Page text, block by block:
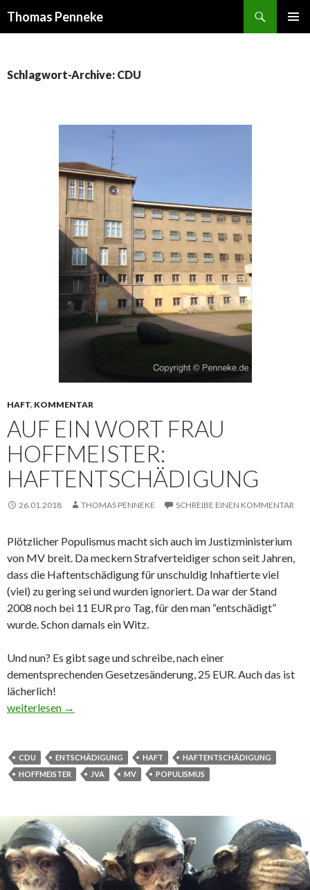
Thomas Penneke
Schlagwort-Archive: CDU
HAFT, KOMMENTAR
AUF EIN WORT FRAU
HOFFMEISTER:
HAFTENTSCHÄDIGUNG
26.01.2018 THOMAS PENNEKE SCHREIBE EINEN KOMMENTAR
Plötzlicher Populismus macht sich auch im Justizministerium
von MV breit. Da meckern Strafverteidiger schon seit Jahren,
dass die Haftentschädigung für unschuldig Inhaftierte viel
(viel) zu gering sei und wurden ignoriert. Da war der Stand
2008 noch bei 11 EUR pro Tag, für den man “entschädigt”
wurde. Schon damals ein Witz.
Und nun? Es gibt sage und schreibe, nach einer
dementsprechenden Gesetzesänderung, 25 EUR. Auch das ist
lächerlich!
Auf ein Wort Frau Hoffmeister: Haftentschädigung
weiterlesen →
CDU ENTSCHÄDIGUNG HAFT
HAFTENTSCHÄDIGUNG
HOFFMEISTER
JVA MV POPULISMUS